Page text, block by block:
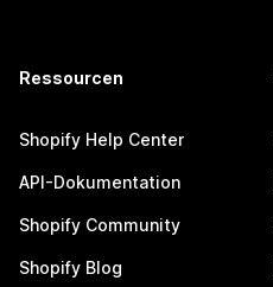
Ressourcen
Shopify Help Center
API-Dokumentation
Shopify Community
Shopify Blog